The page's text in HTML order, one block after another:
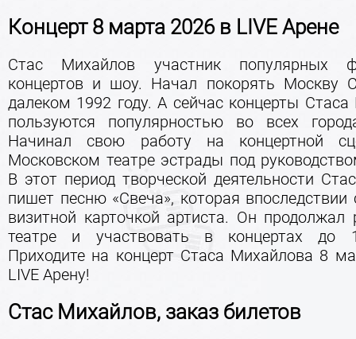
Концерт 8 марта 2026 в LIVE Арене
Стас Михайлов участник популярных
концертов и шоу. Начал покорять Москву
далеком 1992 году. А сейчас концерты
пользуются популярностью во всех
Начинал свою работу на концертной
Московском театре эстрады под
В этот период творческой деятельности
пишет песню «Свеча», которая впоследствии
визитной карточкой артиста. Он продолжал
театре и участвовать в концертах до
Приходите на концерт Стаса Михайлова 8
LIVE Арену!
Стас Михайлов, заказ билетов